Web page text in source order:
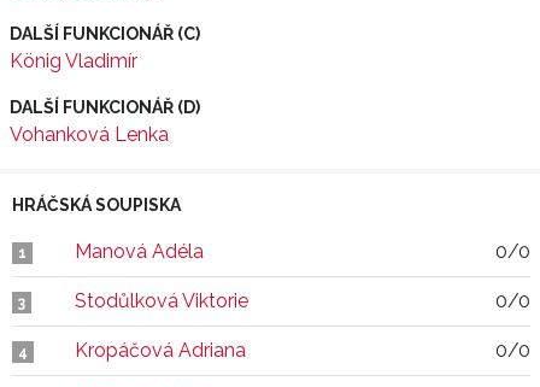
DALŠÍ FUNKCIONÁŘ (C)
König Vladimír
DALŠÍ FUNKCIONÁŘ (D)
Vohanková Lenka
HRÁČSKÁ SOUPISKA
1 Manová Adéla 0/0
3 Stodůlková Viktorie 0/0
4 Kropáčová Adriana 0/0